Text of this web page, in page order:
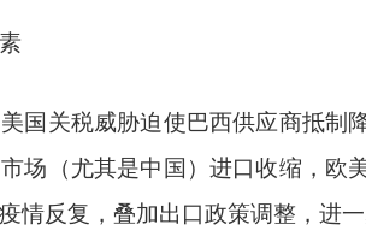
关税威胁迫使巴西供应商抵制降
场（尤其是中国）进口收缩，欧
情反复，叠加出口政策调整，进